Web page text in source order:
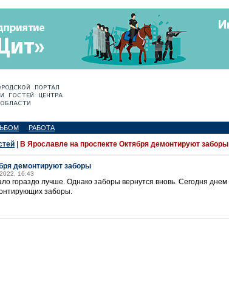
РАБОТА
В Ярославле на проспекте Октября демонтируют заборы
демонтируют заборы
16:43
гораздо лучше. Однако заборы вернутся вновь. Сегодня
заборы.